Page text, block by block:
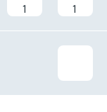
1 1